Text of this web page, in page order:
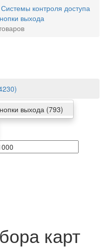
Системы контроля доступа
выхода
выхода (793)
карт